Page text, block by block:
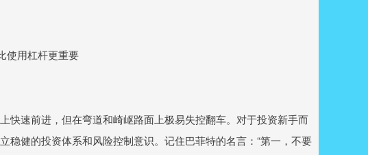
使用杠杆更重要
快速前进，但在弯道和崎岖路面上极易失控翻车。对于投资新手而
稳健的投资体系和风险控制意识。记住巴菲特的名言：“第一，不要